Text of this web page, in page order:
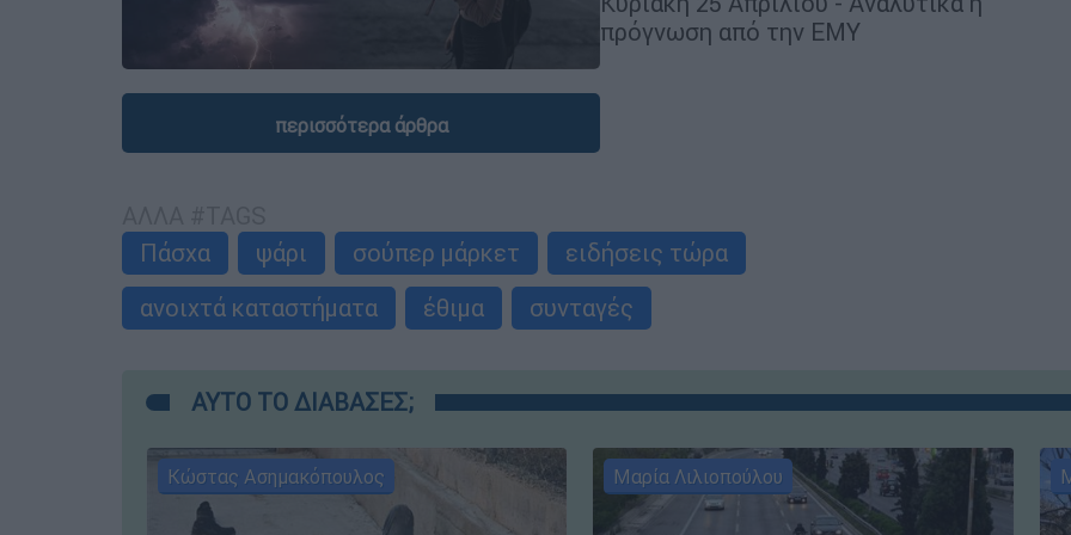
πρόγνωση από την ΕΜΥ
περισσότερα άρθρα
Πάσχα
ψάρι σούπερ μάρκετ
ειδήσεις τώρα
ανοιχτά καταστήματα
έθιμα συνταγές
ΑΥΤΟ ΤΟ ΔΙΑΒΑΣΕΣ;
Κώστας Ασημακόπουλος Μαρία Λιλιοπούλου